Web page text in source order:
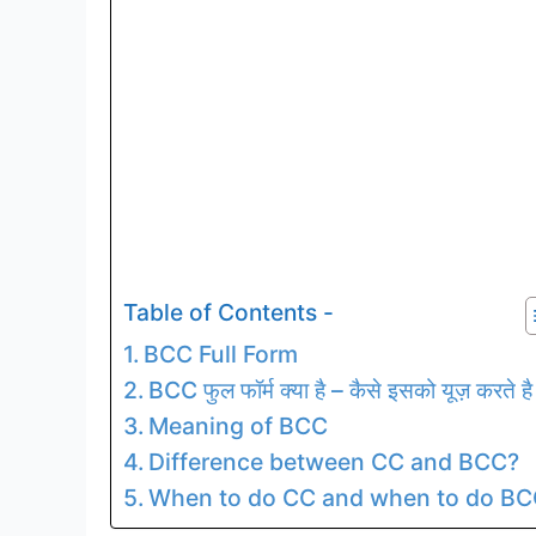
Table of Contents -
BCC Full Form
BCC फुल फॉर्म क्या है – कैसे इसको यूज़ करते है
Meaning of BCC
Difference between CC and BCC?
When to do CC and when to do